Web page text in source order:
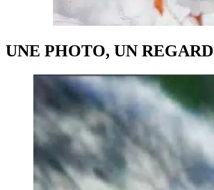
UNE PHOTO, UN REGARD